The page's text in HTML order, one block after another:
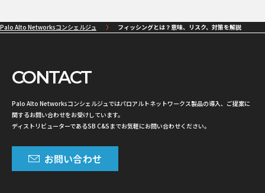
Palo Alto Networksコンシェルジュ フィッシングとは？意味、リスク、対策を解説
CONTACT
Palo Alto Networksコンシェルジュではパロアルトネットワークス製品の導入、ご提案に
関するお問い合わせをお受けしています。
ディストリビューターであるSB C&Sまでお気軽にお問い合わせください。
お問い合わせ